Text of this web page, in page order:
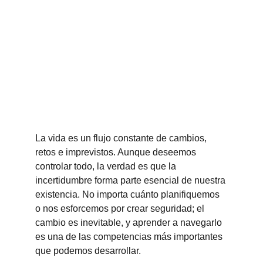
La vida es un flujo constante de cambios,
retos e imprevistos. Aunque deseemos
controlar todo, la verdad es que la
incertidumbre forma parte esencial de nuestra
existencia. No importa cuánto planifiquemos
o nos esforcemos por crear seguridad; el
cambio es inevitable, y aprender a navegarlo
es una de las competencias más importantes
que podemos desarrollar.